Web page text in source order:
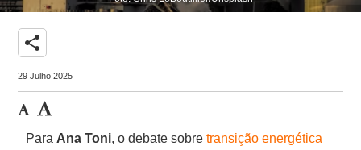
share
29 Julho 2025
Para Ana Toni, o debate sobretransição energética